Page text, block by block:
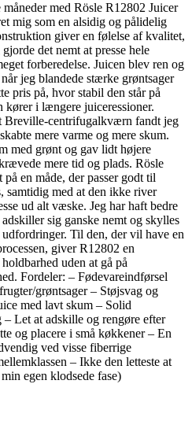
med Rösle R12802 Juicer
mig som en alsidig og pålidelig
giver en følelse af kvalitet,
det nemt at presse hele
forberedelse. Juicen blev ren og
jeg blandede stærke grøntsager
pris på, hvor stabil den står på
i længere juiceressioner.
Breville-centrifugalkværn fandt jeg
mere varme og mere skum.
med grønt og gav lidt højere
mere tid og plads. Rösle
en måde, der passer godt til
samtidig med at den ikke river
ud alt væske. Jeg har haft bedre
sig ganske nemt og skylles
Til den, der vil have en
giver R12802 en
uden at gå på
Fordeler: – Fødevareindførsel
grøntsager – Støjsvag og
med lavt skum – Solid
Let at adskille og rengøre efter
og placere i små køkkener – En
ved visse fiberrige
– Ikke den letteste at
egen klodsede fase)